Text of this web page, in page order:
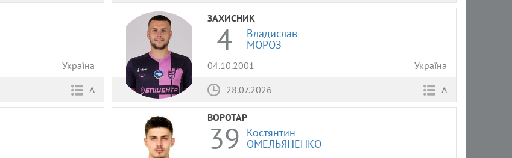
Україна
А
ЗАХИСНИК
4
Владислав
МОРОЗ
04.10.2001
Україна
28.07.2026
А
ВОРОТАР
39
Костянтин
ОМЕЛЬЯНЕНКО